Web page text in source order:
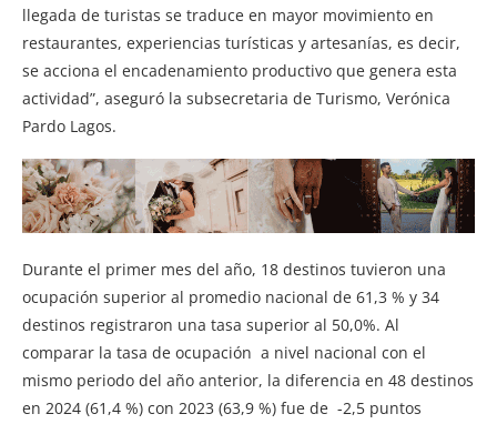
llegada de turistas se traduce en mayor movimiento en
restaurantes, experiencias turísticas y artesanías, es decir,
se acciona el encadenamiento productivo que genera esta
actividad”, aseguró la subsecretaria de Turismo, Verónica
Pardo Lagos.
Durante el primer mes del año, 18 destinos tuvieron una
ocupación superior al promedio nacional de 61,3 % y 34
destinos registraron una tasa superior al 50,0%. Al
comparar la tasa de ocupación a nivel nacional con el
mismo periodo del año anterior, la diferencia en 48 destinos
en 2024 (61,4 %) con 2023 (63,9 %) fue de -2,5 puntos